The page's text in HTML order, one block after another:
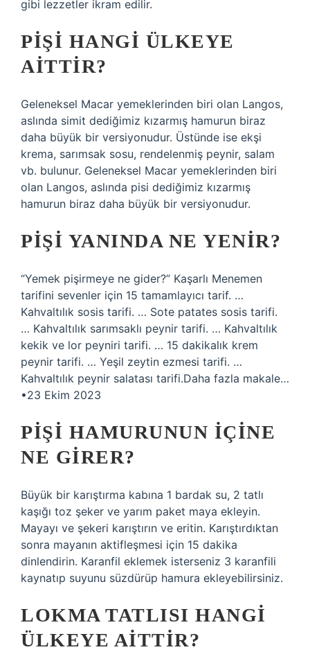
gibi lezzetler ikram edilir.
PIŞI HANGI ÜLKEYE
AITTIR?
Geleneksel Macar yemeklerinden biri olan Langos,
aslında simit dediğimiz kızarmış hamurun biraz
daha büyük bir versiyonudur. Üstünde ise ekşi
krema, sarımsak sosu, rendelenmiş peynir, salam
vb. bulunur. Geleneksel Macar yemeklerinden biri
olan Langos, aslında pisi dediğimiz kızarmış
hamurun biraz daha büyük bir versiyonudur.
PIŞI YANINDA NE YENIR?
“Yemek pişirmeye ne gider?” Kaşarlı Menemen
tarifini sevenler için 15 tamamlayıcı tarif. …
Kahvaltılık sosis tarifi. … Sote patates sosis tarifi.
… Kahvaltılık sarımsaklı peynir tarifi. … Kahvaltılık
kekik ve lor peyniri tarifi. … 15 dakikalık krem ​​
peynir tarifi. … Yeşil zeytin ezmesi tarifi. …
Kahvaltılık peynir salatası tarifi.Daha fazla makale…
•23 Ekim 2023
PIŞI HAMURUNUN IÇINE
NE GIRER?
Büyük bir karıştırma kabına 1 bardak su, 2 tatlı
kaşığı toz şeker ve yarım paket maya ekleyin.
Mayayı ve şekeri karıştırın ve eritin. Karıştırdıktan
sonra mayanın aktifleşmesi için 15 dakika
dinlendirin. Karanfil eklemek isterseniz 3 karanfili
kaynatıp suyunu süzdürüp hamura ekleyebilirsiniz.
LOKMA TATLISI HANGI
ÜLKEYE AITTIR?